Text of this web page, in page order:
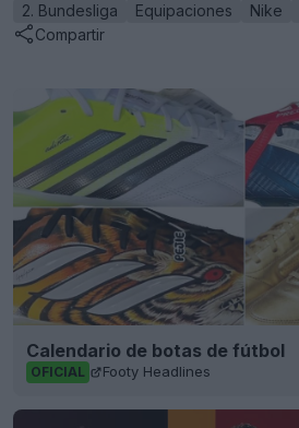
2. Bundesliga Equipaciones Nike
Compartir
Calendario de botas de fútbol
OFICIAL Footy Headlines